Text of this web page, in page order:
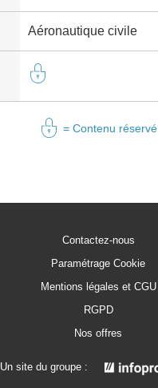
Aéronautique civile
= Contenu réservé
Contactez-nous
Paramétrage Cookie
Mentions légales et CGU
RGPD
Nos offres
Un site du groupe :